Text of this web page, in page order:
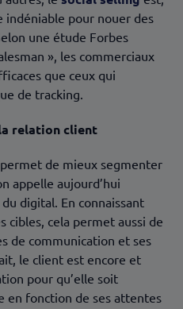
indéniable pour nouer des
une étude Forbes
», les commerciaux
que ceux qui
de tracking.
relation client
permet de mieux segmenter
appelle aujourd’hui
digital. En connaissant
cela permet aussi de
de communication et ses
le client est encore et
pour qu’elle soit
en fonction de ses attentes